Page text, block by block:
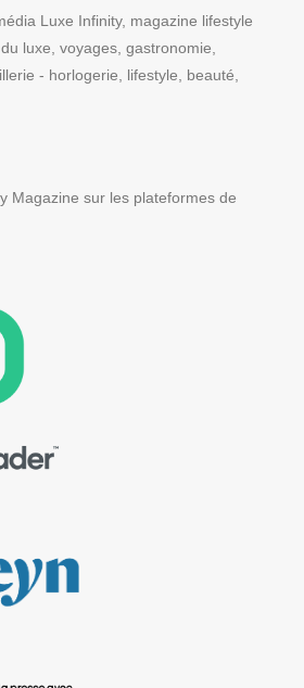
Luxe Infinity, magazine lifestyle
luxe, voyages, gastronomie,
- horlogerie, lifestyle, beauté,
Magazine sur les plateformes de